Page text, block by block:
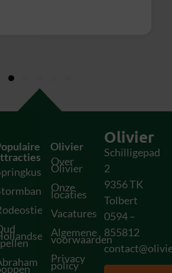
Olivier
Over
Olivier
Onze
locaties
Vacatures
Algemene
voorwaarden
Privacy
policy
Olivier
Schilligepad
2
9356 TK
Tolbert
0594 –
855812